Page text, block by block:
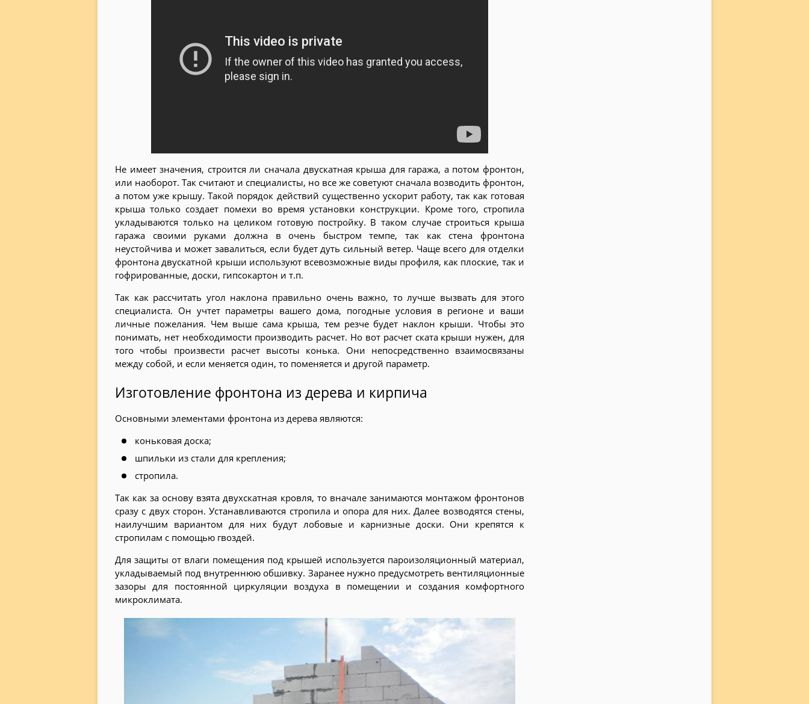
Не имеет значения, строится ли сначала двускатная крыша для гаража, а потом фронтон,
или наоборот. Так считают и специалисты, но все же советуют сначала возводить фронтон,
а потом уже крышу. Такой порядок действий существенно ускорит работу, так как готовая
крыша только создает помехи во время установки конструкции. Кроме того, стропила
укладываются только на целиком готовую постройку. В таком случае строиться крыша
гаража своими руками должна в очень быстром темпе, так как стена фронтона
неустойчива и может завалиться, если будет дуть сильный ветер. Чаще всего для отделки
фронтона двускатной крыши используют всевозможные виды профиля, как плоские, так и
гофрированные, доски, гипсокартон и т.п.
Так как рассчитать угол наклона правильно очень важно, то лучше вызвать для этого
специалиста. Он учтет параметры вашего дома, погодные условия в регионе и ваши
личные пожелания. Чем выше сама крыша, тем резче будет наклон крыши. Чтобы это
понимать, нет необходимости производить расчет. Но вот расчет ската крыши нужен, для
того чтобы произвести расчет высоты конька. Они непосредственно взаимосвязаны
между собой, и если меняется один, то поменяется и другой параметр.
Изготовление фронтона из дерева и кирпича
Основными элементами фронтона из дерева являются:
коньковая доска;
шпильки из стали для крепления;
стропила.
Так как за основу взята двухскатная кровля, то вначале занимаются монтажом фронтонов
сразу с двух сторон. Устанавливаются стропила и опора для них. Далее возводятся стены,
наилучшим вариантом для них будут лобовые и карнизные доски. Они крепятся к
стропилам с помощью гвоздей.
Для защиты от влаги помещения под крышей используется пароизоляционный материал,
укладываемый под внутреннюю обшивку. Заранее нужно предусмотреть вентиляционные
зазоры для постоянной циркуляции воздуха в помещении и создания комфортного
микроклимата.